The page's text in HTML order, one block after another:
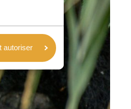
autoriser